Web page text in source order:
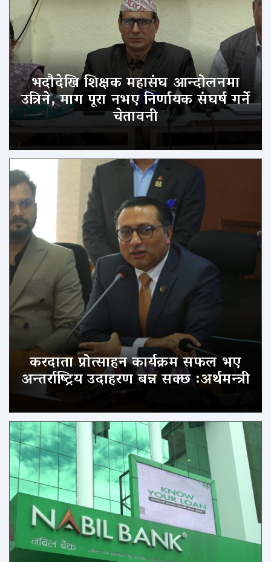
भदौदेखि शिक्षक महासंघ आन्दोलनमा
उत्रिने, माग पूरा नभए निर्णायक संघर्ष गर्ने
चेतावनी
करदाता प्रोत्साहन कार्यक्रम सफल भए
अन्तर्राष्ट्रिय उदाहरण बन्न सक्छ :अर्थमन्त्री